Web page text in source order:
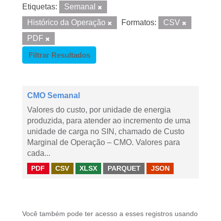
Etiquetas:
Semanal
Histórico da Operação
Formatos:
CSV
PDF
Filtrar Resultados
CMO Semanal
Valores do custo, por unidade de energia
produzida, para atender ao incremento de uma
unidade de carga no SIN, chamado de Custo
Marginal de Operação – CMO. Valores para
cada...
PDF CSV XLSX PARQUET JSON
Você também pode ter acesso a esses registros usando